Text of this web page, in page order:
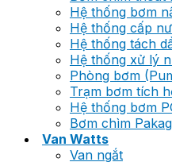
Hệ thống bơm
Hệ thống cấp
Hệ thống tách
Hệ thống xử lý
Phòng bơm
Trạm bơm tích
Hệ thống bơm
Bơm chìm
Van Watts
Van ngắt